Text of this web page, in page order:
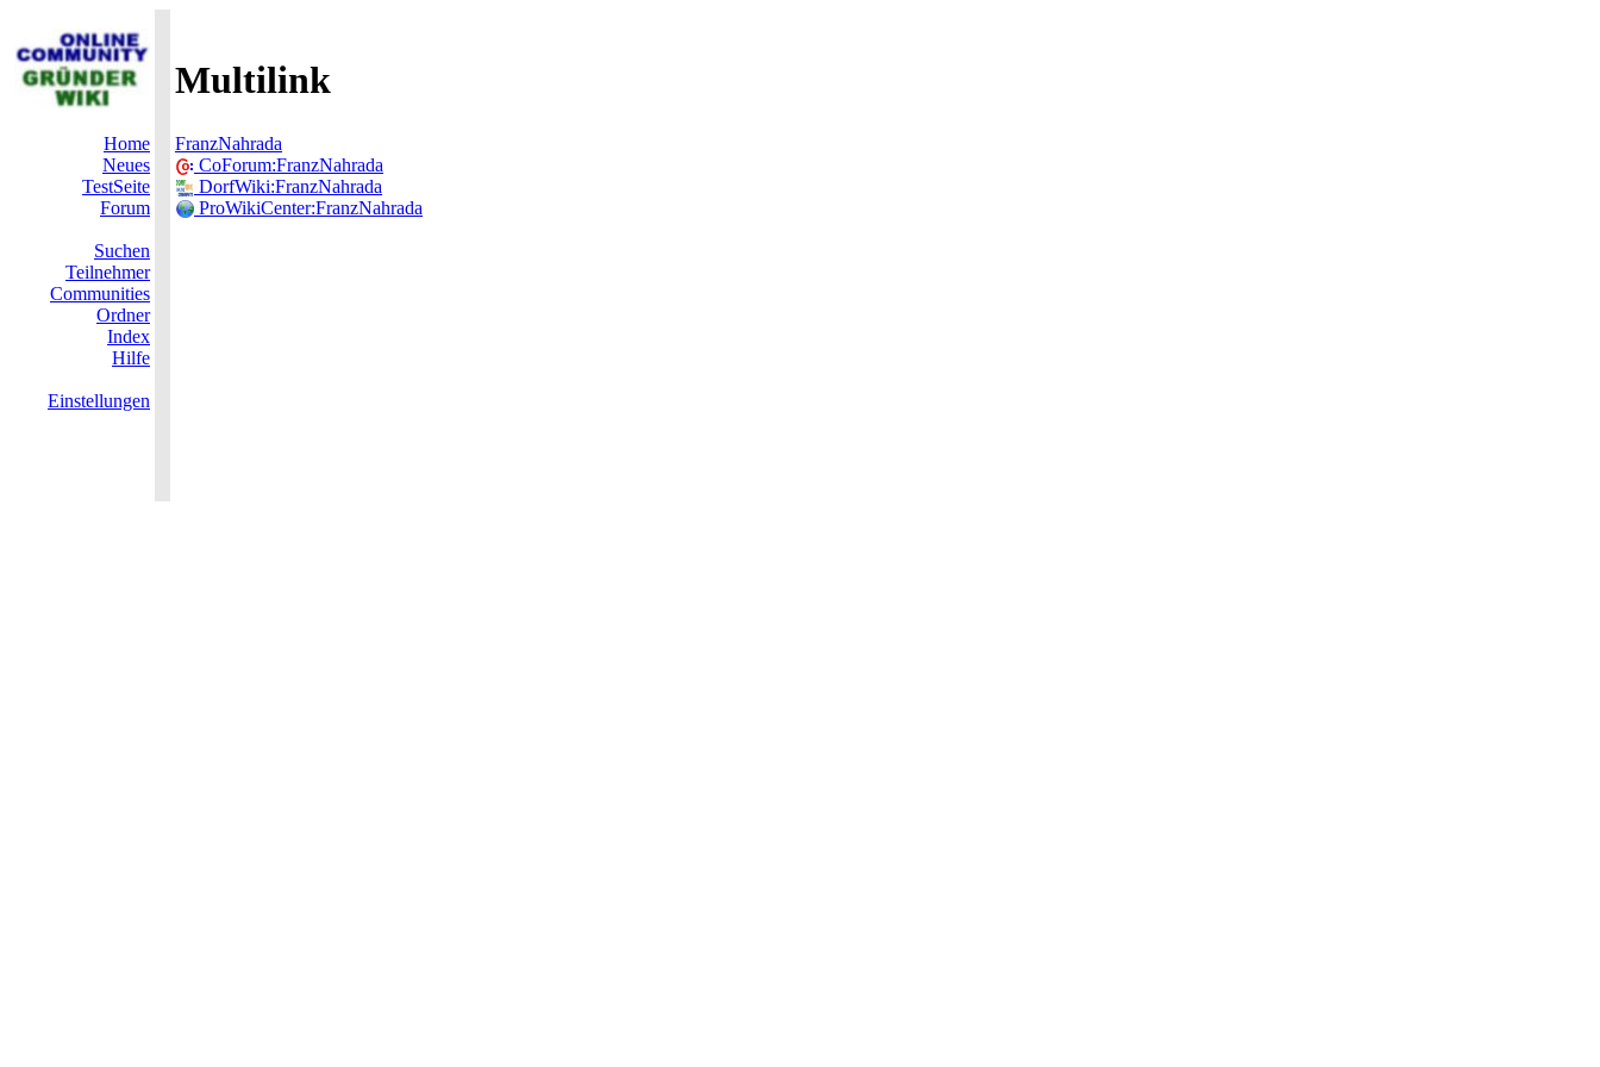
Multilink
Home
Neues
TestSeite
Forum
Suchen
Teilnehmer
Communities
Ordner
Index
Hilfe
Einstellungen
FranzNahrada
CoForum:FranzNahrada
DorfWiki:FranzNahrada
ProWikiCenter:FranzNahrada